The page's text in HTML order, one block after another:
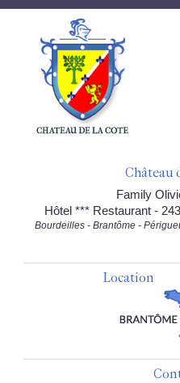
Château
Family
Hôtel *** Restaurant -
Bourdeilles - Brantôme -
Location